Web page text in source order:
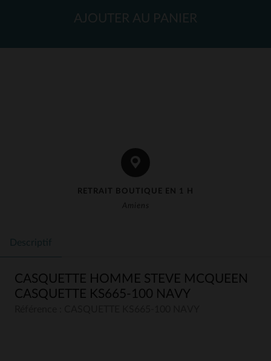
AJOUTER AU PANIER
RETRAIT BOUTIQUE EN 1 H
Amiens
Descriptif
CASQUETTE HOMME STEVE MCQUEEN
CASQUETTE KS665-100 NAVY